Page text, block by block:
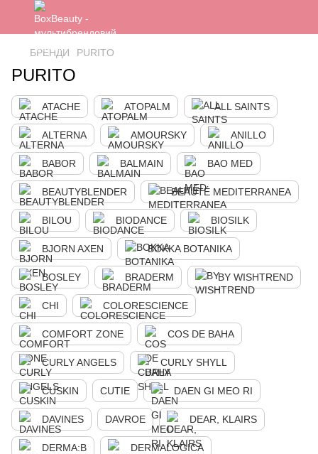
БРЕНДИ PURITO
PURITO
ATACHE ATOPALM ALL SAINTS
ALTERNA AMOURSKY ANILLO
BABOR BALMAIN BAO MED
BEAUTYBLENDER BEAUTÉ MEDITERRANEA
BILOU BIODANCE BIOSILK
BJORN AXEN BOKKA BOTANIKA
BOSLEY BRADERM BY WISHTREND
CHI COLORESCIENCE
COMFORT ZONE COS DE BAHA
CURLY ANGELS CURLY SHYLL
CUSKIN CUTIE DAEN GI MEO RI
DAVINES DAVROE DEAR, KLAIRS
DERMA:B DERMALOGICA